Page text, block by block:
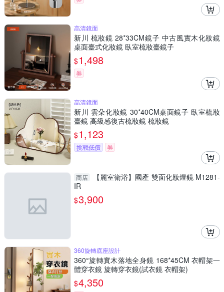
高清鏡面
新川 梳妝鏡 28*33CM鏡子 中古風實木化妝鏡
桌面臺式化妝鏡 臥室梳妝臺鏡子
$1,498
券
高清鏡面
新川 雲朵化妝鏡 30*40CM桌面鏡子 臥室梳妝
臺鏡 高級感復古梳妝鏡 梳妝鏡
$1,123
挑戰低價 券
商店
【麗室衛浴】國產 雙面化妝燈鏡 M1281-
IR
$3,900
360旋轉底座設計
360°旋轉實木落地全身鏡 168*45CM 衣帽架一
體穿衣鏡 旋轉穿衣鏡(試衣鏡 衣帽架)
$4,350